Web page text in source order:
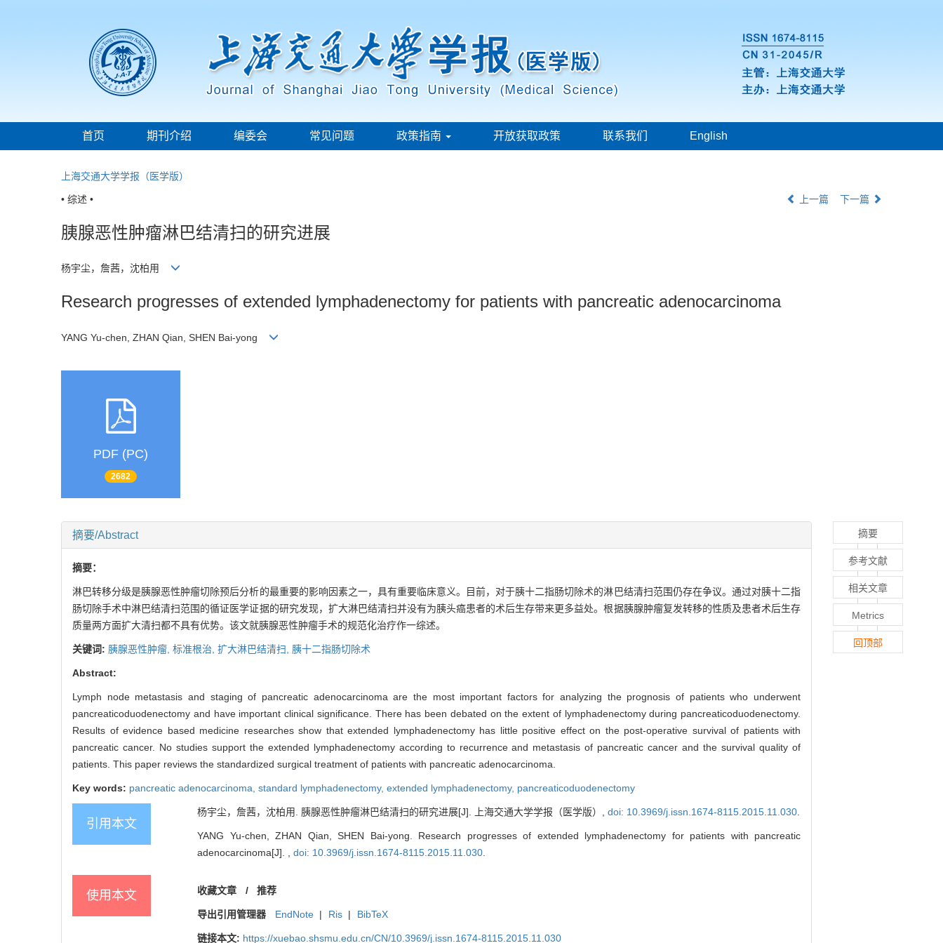
首页 期刊介绍 编委会 常见问题 政策指南 开放获取政策 联系我们 English
上海交通大学学报（医学版）
• 综述 • 上一篇 下一篇
胰腺恶性肿瘤淋巴结清扫的研究进展
杨宇尘，詹茜，沈柏用
Research progresses of extended lymphadenectomy for patients with pancreatic adenocarcinoma
YANG Yu-chen, ZHAN Qian, SHEN Bai-yong
PDF (PC)
2682
摘要/Abstract
摘要：
淋巴转移分级是胰腺恶性肿瘤切除预后分析的最重要的影响因素之一，具有重要临床意义。目前，对于胰十二指肠切除术的淋巴结清扫范围仍存在争议。通过对胰十二指
肠切除手术中淋巴结清扫范围的循证医学证据的研究发现，扩大淋巴结清扫并没有为胰头癌患者的术后生存带来更多益处。根据胰腺肿瘤复发转移的性质及患者术后生存
质量两方面扩大清扫都不具有优势。该文就胰腺恶性肿瘤手术的规范化治疗作一综述。
关键词: 胰腺恶性肿瘤, 标准根治, 扩大淋巴结清扫, 胰十二指肠切除术
Abstract:
Lymph node metastasis and staging of pancreatic adenocarcinoma are the most important factors for analyzing the prognosis of patients who underwent
pancreaticoduodenectomy and have important clinical significance. There has been debated on the extent of lymphadenectomy during pancreaticoduodenectomy.
Results of evidence based medicine researches show that extended lymphadenectomy has little positive effect on the post-operative survival of patients with
pancreatic cancer. No studies support the extended lymphadenectomy according to recurrence and metastasis of pancreatic cancer and the survival quality of
patients. This paper reviews the standardized surgical treatment of patients with pancreatic adenocarcinoma.
Key words: pancreatic adenocarcinoma, standard lymphadenectomy, extended lymphadenectomy, pancreaticoduodenectomy
引用本文
杨宇尘，詹茜，沈柏用. 胰腺恶性肿瘤淋巴结清扫的研究进展[J]. 上海交通大学学报（医学版）, doi: 10.3969/j.issn.1674-8115.2015.11.030.
YANG Yu-chen, ZHAN Qian, SHEN Bai-yong. Research progresses of extended lymphadenectomy for patients with pancreatic
adenocarcinoma[J]. , doi: 10.3969/j.issn.1674-8115.2015.11.030.
使用本文 收藏文章 / 推荐
导出引用管理器 EndNote | Ris | BibTeX
链接本文: https://xuebao.shsmu.edu.cn/CN/10.3969/j.issn.1674-8115.2015.11.030
摘要
参考文献
相关文章
Metrics
回顶部